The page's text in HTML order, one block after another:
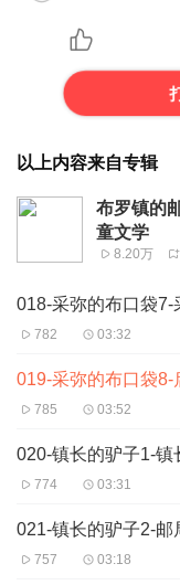
以上内容来自专辑
布罗镇的
童文学
8.20万
018-采弥的布口袋7-
782 03:32
019-采弥的布口袋8-
785 03:52
020-镇长的驴子1-镇
774 03:31
021-镇长的驴子2-邮
757 03:18